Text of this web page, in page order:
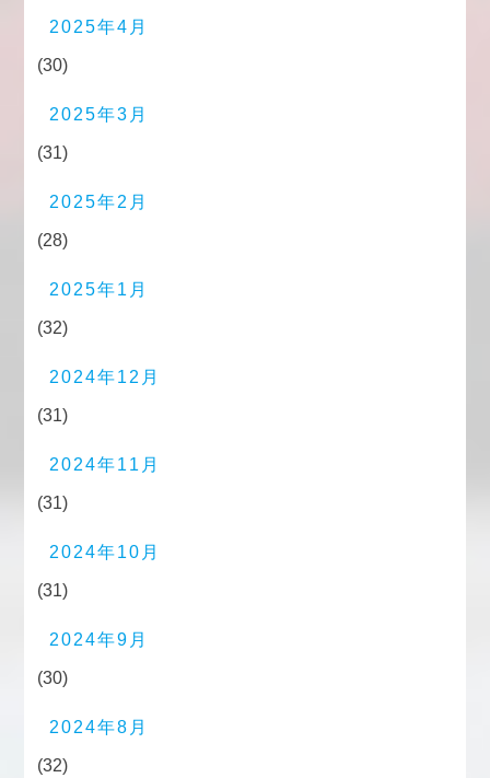
2025年4月
(30)
2025年3月
(31)
2025年2月
(28)
2025年1月
(32)
2024年12月
(31)
2024年11月
(31)
2024年10月
(31)
2024年9月
(30)
2024年8月
(32)